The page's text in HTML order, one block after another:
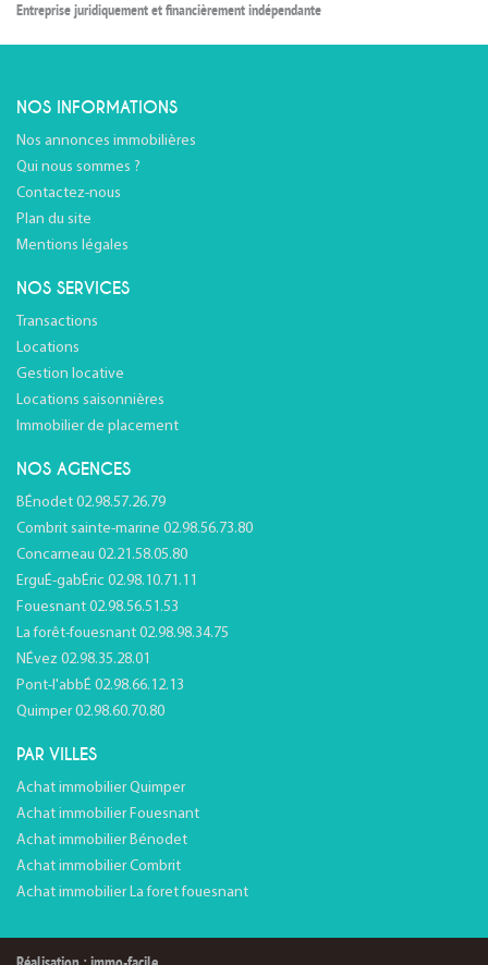
Entreprise juridiquement et financièrement indépendante
NOS INFORMATIONS
Nos annonces immobilières
Qui nous sommes ?
Contactez-nous
Plan du site
Mentions légales
NOS SERVICES
Transactions
Locations
Gestion locative
Locations saisonnières
Immobilier de placement
NOS AGENCES
BÉnodet 02.98.57.26.79
Combrit sainte-marine 02.98.56.73.80
Concarneau 02.21.58.05.80
ErguÉ-gabÉric 02.98.10.71.11
Fouesnant 02.98.56.51.53
La forêt-fouesnant 02.98.98.34.75
NÉvez 02.98.35.28.01
Pont-l'abbÉ 02.98.66.12.13
Quimper 02.98.60.70.80
PAR VILLES
Achat immobilier Quimper
Achat immobilier Fouesnant
Achat immobilier Bénodet
Achat immobilier Combrit
Achat immobilier La foret fouesnant